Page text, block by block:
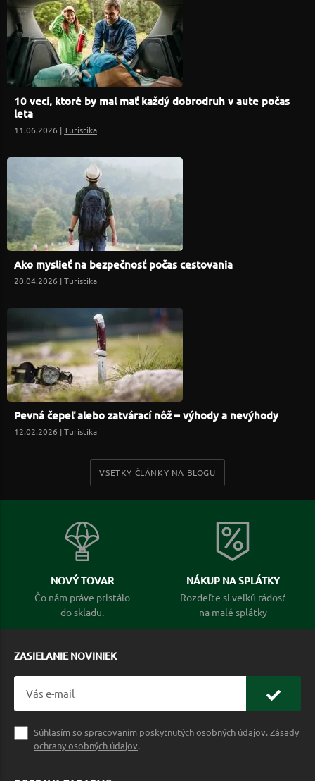
10 vecí, ktoré by mal mať každý dobrodruh v aute počas
leta
11.06.2026 |Turistika
Ako myslieť na bezpečnosť počas cestovania
20.04.2026 |Turistika
Pevná čepeľ alebo zatvárací nôž – výhody a nevýhody
12.02.2026 |Turistika
VSETKY ČLÁNKY NA BLOGU
NOVÝ TOVAR
Čo nám práve pristálo
do skladu.
NÁKUP NA SPLÁTKY
Rozdeľte si veľkú rádosť
na malé splátky
ZASIELANIE NOVINIEK
Súhlasím so spracovaním poskytnutých osobných údajov.Zásady
ochrany osobných údajov.